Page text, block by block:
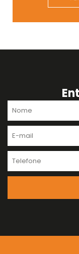
Nome
E-
Telefone